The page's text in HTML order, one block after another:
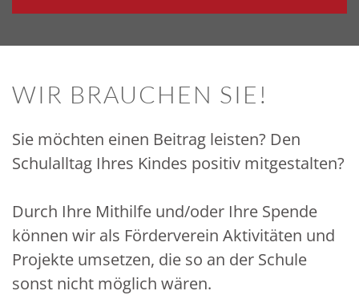
WIR BRAUCHEN SIE!
Sie möchten einen Beitrag leisten? Den
Schulalltag Ihres Kindes positiv mitgestalten?
Durch Ihre Mithilfe und/oder Ihre Spende
können wir als Förderverein Aktivitäten und
Projekte umsetzen, die so an der Schule
sonst nicht möglich wären.